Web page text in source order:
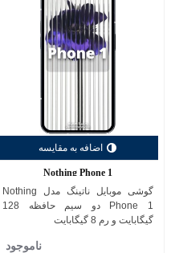
اضافه به مقایسه
Nothing Phone 1
گوشی موبایل ناتینگ مدل Nothing
Phone 1 دو سیم حافظه 128
گیگابایت و رم 8 گیگابایت
ناموجود